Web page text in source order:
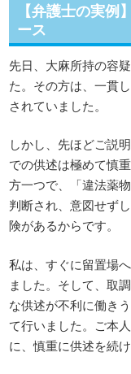
【弁護士の実
ース
先日、大麻所持の容
た。その方は、一貫
されていました。
しかし、先ほどご説
での供述は極めて慎
方一つで、「違法薬
判断され、意図せず
険があるからです。
私は、すぐに留置場
ました。そして、取
な供述が不利に働き
て行いました。ご本
に、慎重に供述を続け